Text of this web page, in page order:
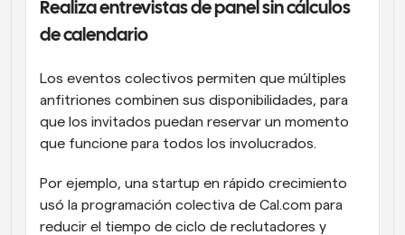
Realiza entrevistas de panel sin cálculos
de calendario
Los eventos colectivos permiten que múltiples
anfitriones combinen sus disponibilidades, para
que los invitados puedan reservar un momento
que funcione para todos los involucrados.
Por ejemplo, una startup en rápido crecimiento
usó la programación colectiva de Cal.com para
reducir el tiempo de ciclo de reclutadores y